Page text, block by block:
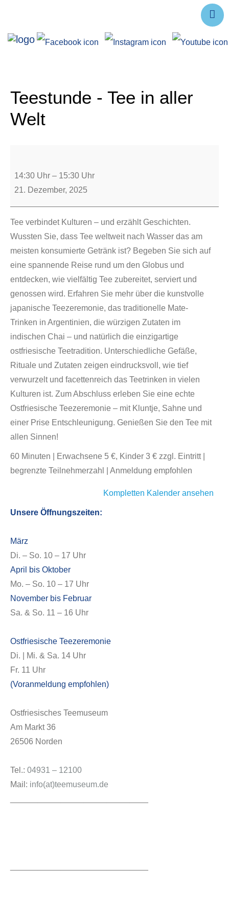
Forschung
Teestunde - Tee in aller
Welt
14:30 Uhr – 15:30 Uhr
21. Dezember, 2025
Tee verbindet Kulturen – und erzählt Geschichten.
Wussten Sie, dass Tee weltweit nach Wasser das am
meisten konsumierte Getränk ist? Begeben Sie sich auf
eine spannende Reise rund um den Globus und
entdecken, wie vielfältig Tee zubereitet, serviert und
genossen wird. Erfahren Sie mehr über die kunstvolle
japanische Teezeremonie, das traditionelle Mate-
Trinken in Argentinien, die würzigen Zutaten im
indischen Chai – und natürlich die einzigartige
ostfriesische Teetradition. Unterschiedliche Gefäße,
Rituale und Zutaten zeigen eindrucksvoll, wie tief
verwurzelt und facettenreich das Teetrinken in vielen
Kulturen ist. Zum Abschluss erleben Sie eine echte
Ostfriesische Teezeremonie – mit Kluntje, Sahne und
einer Prise Entschleunigung. Genießen Sie den Tee mit
allen Sinnen!
60 Minuten | Erwachsene 5 €, Kinder 3 € zzgl. Eintritt |
begrenzte Teilnehmerzahl | Anmeldung empfohlen
Kompletten Kalender ansehen
Unsere Öffnungszeiten:
März
Di. – So. 10 – 17 Uhr
April bis Oktober
Mo. – So. 10 – 17 Uhr
November bis Februar
Sa. & So. 11 – 16 Uhr
Ostfriesische Teezeremonie
Di. | Mi. & Sa. 14 Uhr
Fr. 11 Uhr
(Voranmeldung empfohlen)
Ostfriesisches Teemuseum
Am Markt 36
26506 Norden
Tel.: 04931 – 12100
Mail: info(at)teemuseum.de